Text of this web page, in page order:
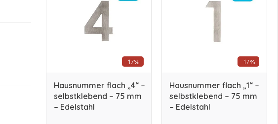
-17%
Hausnummer flach „4“ –
selbstklebend – 75 mm
– Edelstahl
-17%
Hausnummer flach „1“ –
selbstklebend – 75 mm
– Edelstahl